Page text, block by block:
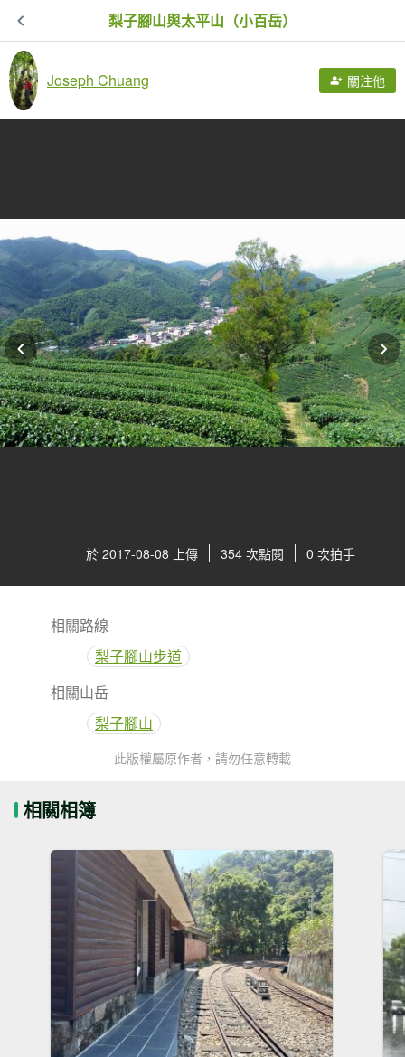
梨子腳山與太平山（小百岳）
Joseph Chuang 關注他
於 2017-08-08 上傳 354 次點閱 0 次拍手
相關路線
梨子腳山步道
相關山岳
梨子腳山
此版權屬原作者，請勿任意轉載
相關相簿